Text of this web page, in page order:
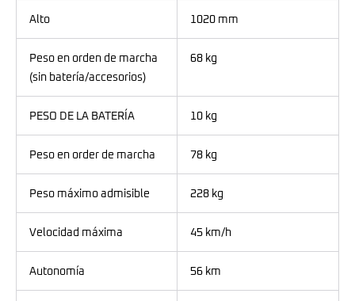
Alto 1020 mm
Peso en orden de marcha
(sin batería/accesorios)
68 kg
PESO DE LA BATERÍA 10 kg
Peso en order de marcha 78 kg
Peso máximo admisible 228 kg
Velocidad máxima 45 km/h
Autonomía 56 km